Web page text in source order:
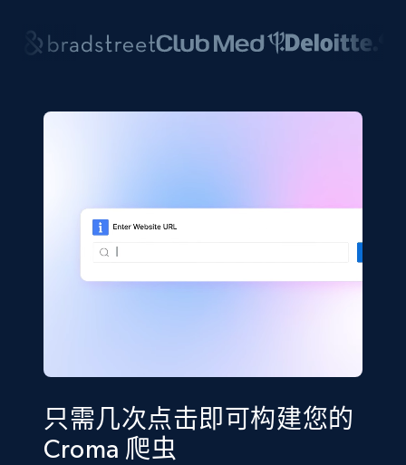
只需几次点击即可构建您的
Croma 爬虫